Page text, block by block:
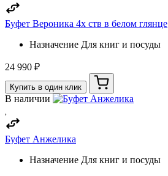
Буфет Вероника 4х ств в белом глянце
Назначение Для книг и посуды
24 990 ₽
Купить в один клик
В наличии
Буфет Анжелика
Назначение Для книг и посуды